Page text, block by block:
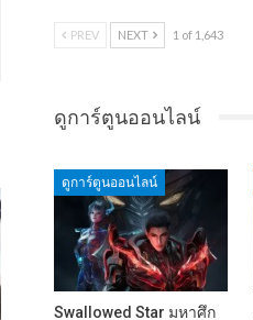
PREV NEXT 1 of 1,643
ดูการ์ตูนออนไลน์
ดูการ์ตูนออนไลน์
Swallowed Star มหาศึก